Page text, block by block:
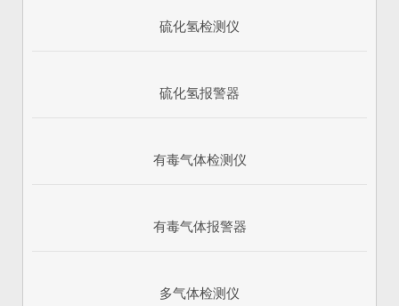
硫化氢检测仪
硫化氢报警器
有毒气体检测仪
有毒气体报警器
多气体检测仪